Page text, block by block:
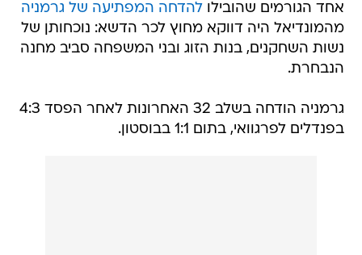
אחד הגורמים שהובילולהדחה המפתיעה של גרמניה
מהמונדיאל היה דווקא מחוץ לכר הדשא: נוכחותן של
נשות השחקנים, בנות הזוג ובני המשפחה סביב מחנה
הנבחרת.
גרמניה הודחה בשלב 32 האחרונות לאחר הפסד 4:3
בפנדלים לפרגוואי, בתום 1:1 בבוסטון.